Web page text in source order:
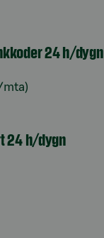
24 h/dygn
mta)
24 h/dygn